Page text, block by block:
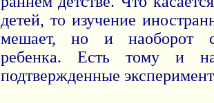
детей, то изучение
мешает, но и наоборот
ребенка. Есть тому и
подтвержденные